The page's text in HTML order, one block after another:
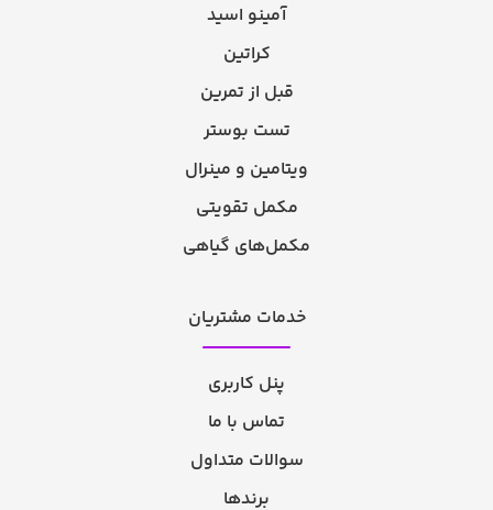
آمینو اسید
کراتین
قبل از تمرین
تست بوستر
ویتامین و مینرال
مکمل تقویتی
مکمل‌های گیاهی
خدمات مشتریان
پنل کاربری
تماس با ما
سوالات متداول
برندها